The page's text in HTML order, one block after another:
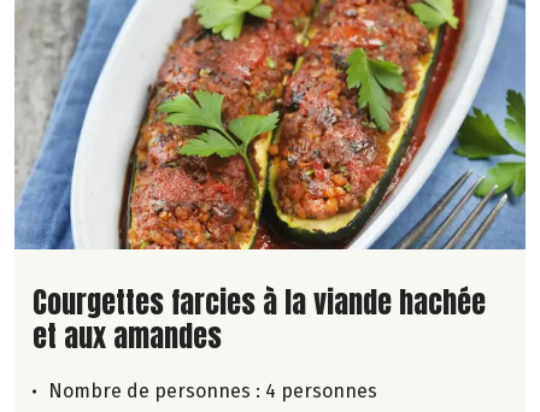
Lire la suite de la recette
Courgettes farcies à la viande hachée
et aux amandes
Nombre de personnes : 4 personnes